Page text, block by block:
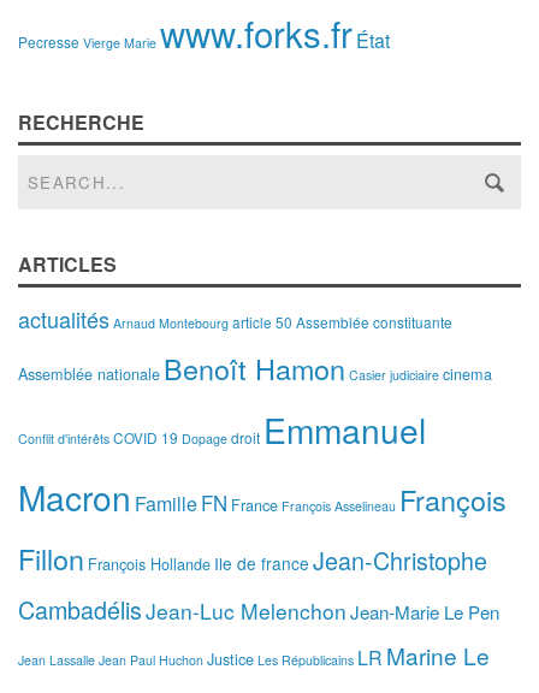
Pecresse Vierge Marie www.forks.frÉtat
RECHERCHE
ARTICLES
actualités Arnaud Montebourg article 50 Assemblée constituante
Assemblée nationale Benoît Hamon Casier judiciaire cinema
Conflit d'intérêts COVID 19 Dopage droit Emmanuel
Macron FamilleFN France François Asselineau François
Fillon François Hollande Ile de france Jean-Christophe
CambadélisJean-Luc MelenchonJean-Marie Le Pen
Jean Lassalle Jean Paul Huchon Justice Les Républicains LR Marine Le